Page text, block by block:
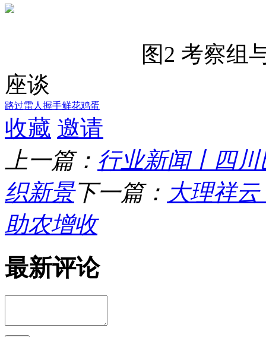
图2 考察组与安泰
座谈
路过雷人 握手鲜花鸡蛋
收藏 邀请
上一篇： 行业新闻丨四
织新景下一篇： 大理祥
助农增收
最新评论